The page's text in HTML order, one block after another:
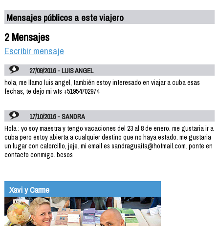
Mensajes públicos a este viajero
2 Mensajes
Escribir mensaje
27/09/2016 - LUIS ANGEL
hola, me llamo luis angel, también estoy interesado en viajar a cuba esas
fechas, te dejo mi wts +51954702974
17/10/2016 - SANDRA
Hola : yo soy maestra y tengo vacaciones del 23 al 8 de enero. me gustaria ir a
cuba pero estoy abierta a cualquier destino que no haya estado. me gustaria
un lugar con calorcillo, jeje. mi email es sandraguaita@hotmail.com. ponte en
contacto conmigo. besos
Xavi y Carme